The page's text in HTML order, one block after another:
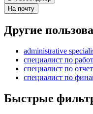
На почту
Другие
administrative
специалист по
специалист по
специалист по
Быстрые